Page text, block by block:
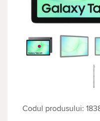
Codul produsului: